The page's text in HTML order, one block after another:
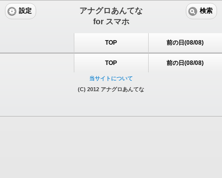
アナグロあんてな
for スマホ
設定 検索
TOP 前の日(08/08)
TOP 前の日(08/08)
当サイトについて
(C) 2012 アナグロあんてな